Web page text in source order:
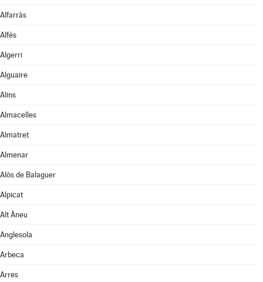
Alfarràs
Alfés
Algerri
Alguaire
Alins
Almacelles
Almatret
Almenar
Alòs de Balaguer
Alpicat
Alt Àneu
Anglesola
Arbeca
Arres